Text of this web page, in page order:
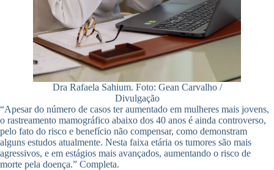
Dra Rafaela Sahium. Foto: Gean Carvalho /
Divulgação
“Apesar do número de casos ter aumentado em mulheres mais jovens,
o rastreamento mamográfico abaixo dos 40 anos é ainda controverso,
pelo fato do risco e benefício não compensar, como demonstram
alguns estudos atualmente. Nesta faixa etária os tumores são mais
agressivos, e em estágios mais avançados, aumentando o risco de
morte pela doença.” Completa.